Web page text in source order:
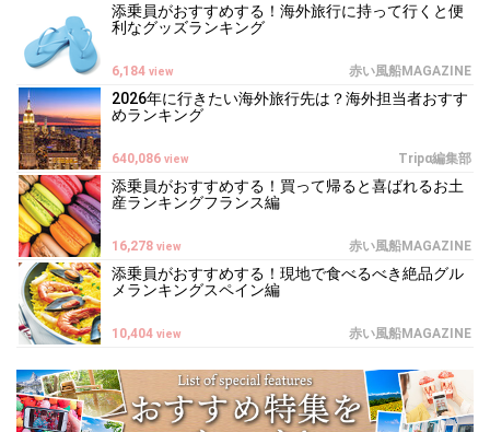
添乗員がおすすめする！海外旅行に持って行くと便
利なグッズランキング
赤い風船MAGAZINE
6,184 view
2026年に行きたい海外旅行先は？海外担当者おすす
めランキング
Tripα編集部
640,086 view
添乗員がおすすめする！買って帰ると喜ばれるお土
産ランキングフランス編
赤い風船MAGAZINE
16,278 view
添乗員がおすすめする！現地で食べるべき絶品グル
メランキングスペイン編
赤い風船MAGAZINE
10,404 view